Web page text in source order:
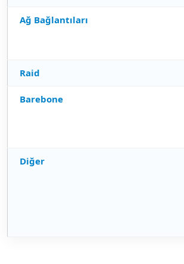
Ağ Bağlantıları
Raid
Barebone
Diğer